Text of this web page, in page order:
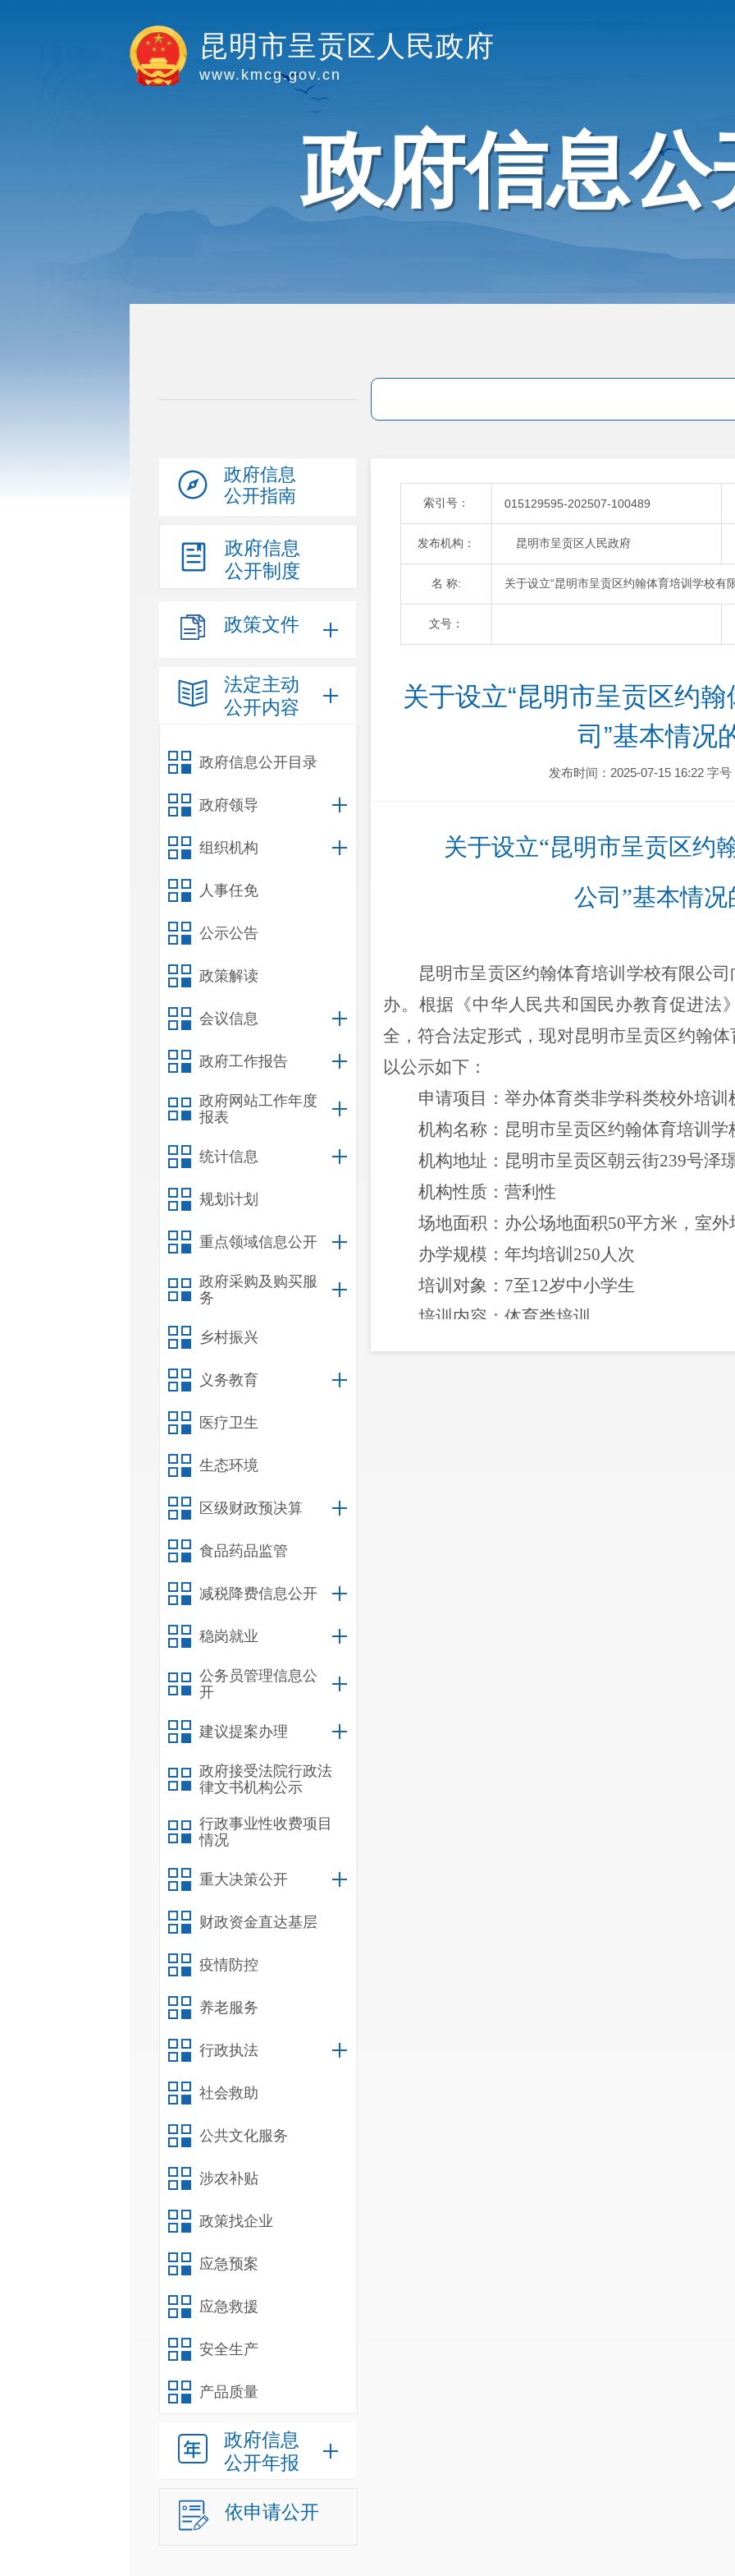
昆明市呈贡区人民政府
www.kmcg.gov.cn
政府信息公
政府信息
公开指南
政府信息
公开制度
政策文件
法定主动
公开内容
政府信息公开目录
政府领导
组织机构
人事任免
公示公告
政策解读
会议信息
政府工作报告
政府网站工作年度
报表
统计信息
规划计划
重点领域信息公开
政府采购及购买服
务
乡村振兴
义务教育
医疗卫生
生态环境
区级财政预决算
食品药品监管
减税降费信息公开
稳岗就业
公务员管理信息公
开
建议提案办理
政府接受法院行政法
律文书机构公示
行政事业性收费项目
情况
重大决策公开
财政资金直达基层
疫情防控
养老服务
行政执法
社会救助
公共文化服务
涉农补贴
政策找企业
应急预案
应急救援
安全生产
产品质量
政府信息
公开年报
依申请公开
索引号： 015129595-202507-100489
发布机构： 昆明市呈贡区人民政府
名 称: 关于设立“昆明市呈贡区约翰体育培训学校有
文号：
关于设立“昆明市呈贡区约
司”基本情况
发布时间：2025-07-15 16:22 字号
关于设立“昆明市呈贡区约
公司 ”基本情况
昆明市呈贡区约翰体育培训学校有限公司
办。 根据《中华人民共和国民办教育促进法
全，符合法定形式 ，现对昆明市呈贡区约翰
以公示如下 ：
申请项目 ： 举办体育类非学科类校外培训
机构名称 ： 昆明市呈贡区约翰体育培训学
机构地址 ： 昆明市呈贡区朝云街239号泽
机构性质： 营利性
场地面积： 办公场地面积50平方米，室外
办学规模 ： 年均培训 250人次
培训对象： 7至12岁中小学生
培训内容： 体育类培训
法定代表人：杨舒涵